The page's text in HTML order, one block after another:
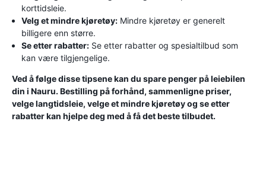
korttidsleie.
Velg et mindre kjøretøy: Mindre kjøretøy er generelt
billigere enn større.
Se etter rabatter: Se etter rabatter og spesialtilbud som
kan være tilgjengelige.
Ved å følge disse tipsene kan du spare penger på leiebilen
din i Nauru. Bestilling på forhånd, sammenligne priser,
velge langtidsleie, velge et mindre kjøretøy og se etter
rabatter kan hjelpe deg med å få det beste tilbudet.